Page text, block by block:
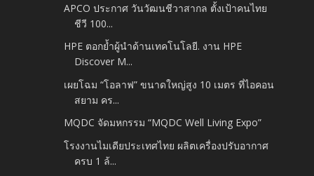
APCO ประกาศ วันวัฒนชีวาสากล ตั้งเป้าคนไทย
ชีวี 100...
HPE ตอกย้ำผู้นำด้านเทคโนโลยี. งาน HPE
Discover M...
เผยโฉม “โอลาฟ” ขนาดใหญ่สูง 10 เมตร ที่ไอคอน
สยาม คร...
MQDC จัดมหกรรม “MQDC Well Living Expo”
โรงงานไมเดียประเทศไทย ผลิตเครื่องปรับอากาศ
ครบ 1 ล้...